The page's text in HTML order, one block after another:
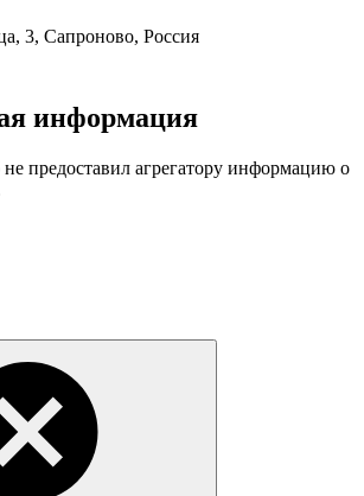
3, Сапроново, Россия
информация
предоставил агрегатору информацию о